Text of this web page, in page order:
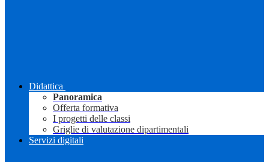
Didattica
Panoramica
Offerta formativa
I progetti delle classi
Griglie di valutazione dipartimentali
Servizi digitali